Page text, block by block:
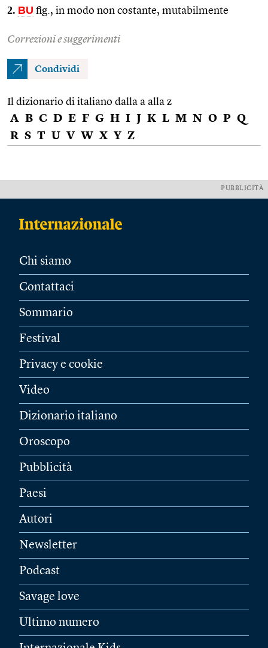
2. BU fig., in modo non costante, mutabilmente
Correzioni e suggerimenti
Condividi
Il dizionario di italiano dalla a alla z
A B C D E F G H I J K L M N O P Q
R S T U V W X Y Z
PUBBLICITÀ
Chi siamo
Contattaci
Sommario
Festival
Privacy e cookie
Video
Dizionario italiano
Oroscopo
Pubblicità
Paesi
Autori
Newsletter
Podcast
Savage love
Ultimo numero